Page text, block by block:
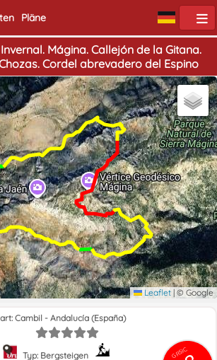
Pläne
Mágina. Callejón de la Gitana.
Cordel abrevadero del Espino
Leaflet | © Google
GRSIC
Cambil - Andalucía (España)
Typ: Bergsteigen